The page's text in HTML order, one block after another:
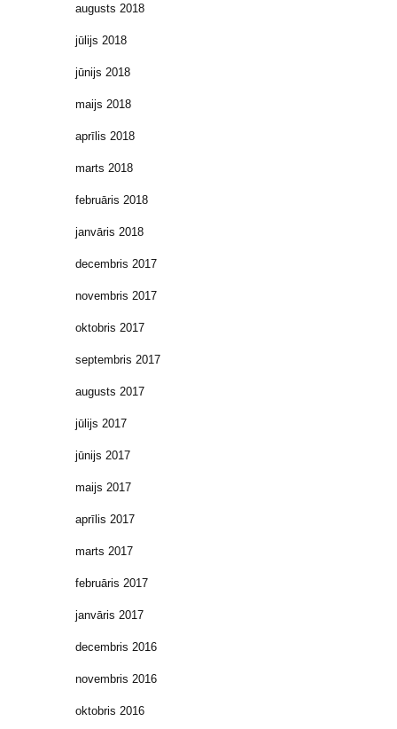
augusts 2018
jūlijs 2018
jūnijs 2018
maijs 2018
aprīlis 2018
marts 2018
februāris 2018
janvāris 2018
decembris 2017
novembris 2017
oktobris 2017
septembris 2017
augusts 2017
jūlijs 2017
jūnijs 2017
maijs 2017
aprīlis 2017
marts 2017
februāris 2017
janvāris 2017
decembris 2016
novembris 2016
oktobris 2016